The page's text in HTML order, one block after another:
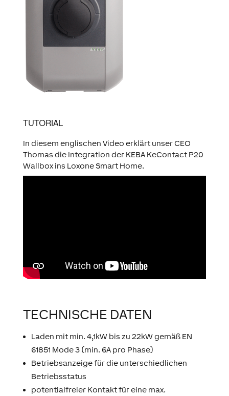
TUTORIAL
In diesem englischen Video erklärt unser CEO
Thomas die Integration der KEBA KeContact P20
Wallbox ins Loxone Smart Home.
TECHNISCHE DATEN
Laden mit min. 4,1kW bis zu 22kW gemäß EN
61851 Mode 3 (min. 6A pro Phase)
Betriebsanzeige für die unterschiedlichen
Betriebsstatus
potentialfreier Kontakt für eine max.